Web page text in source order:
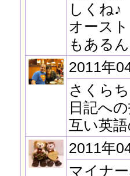
しくね♪
オース
もある
2011年
さくら
日記へ
互い英
2011年
マイナ